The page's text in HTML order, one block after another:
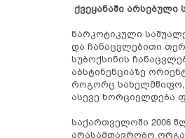
ქვეყანაში არსებული
ნარკოტიკული
და ჩანაცვლებითი
სუბოქსინის
აბსტინენციაზე
როგორც სახელმწიფო,
ასევე ხორციელდება
საქართველოში 2006
არასამთავრობო